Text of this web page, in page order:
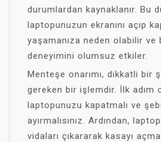
durumlardan kaynaklanır. Bu
laptopunuzun ekranını açıp
yaşamanıza neden olabilir ve
deneyimini olumsuz etkiler.
Menteşe onarımı, dikkatli bir
gereken bir işlemdir. İlk adım
laptopunuzu kapatmalı ve
ayırmalısınız. Ardından,
vidaları çıkararak kasayı